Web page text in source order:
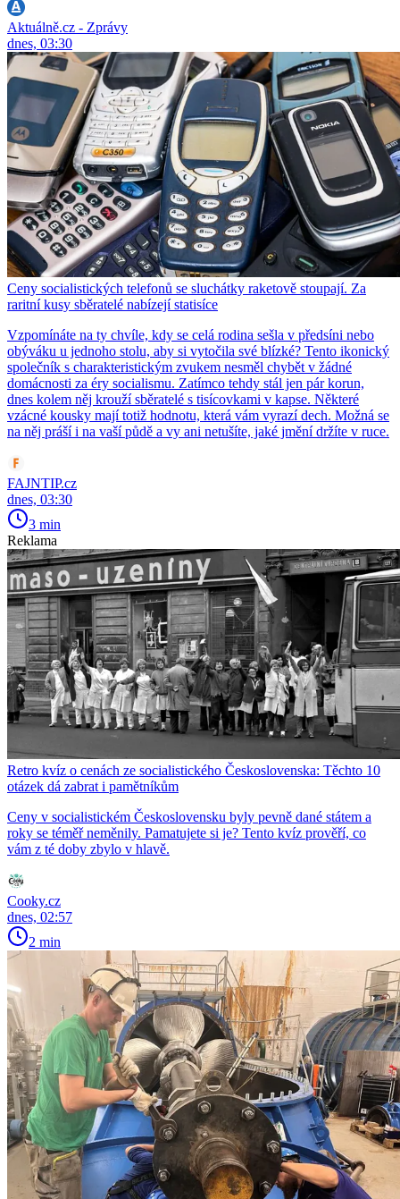
Aktuálně.cz - Zprávy
dnes, 03:30
Ceny socialistických telefonů se sluchátky raketově stoupají. Za
raritní kusy sběratelé nabízejí statisíce
Vzpomínáte na ty chvíle, kdy se celá rodina sešla v předsíni nebo
obýváku u jednoho stolu, aby si vytočila své blízké? Tento ikonický
společník s charakteristickým zvukem nesměl chybět v žádné
domácnosti za éry socialismu. Zatímco tehdy stál jen pár korun,
dnes kolem něj krouží sběratelé s tisícovkami v kapse. Některé
vzácné kousky mají totiž hodnotu, která vám vyrazí dech. Možná se
na něj práší i na vaší půdě a vy ani netušíte, jaké jmění držíte v ruce.
FAJNTIP.cz
dnes, 03:30
3 min
Reklama
Retro kvíz o cenách ze socialistického Československa: Těchto 10
otázek dá zabrat i pamětníkům
Ceny v socialistickém Československu byly pevně dané státem a
roky se téměř neměnily. Pamatujete si je? Tento kvíz prověří, co
vám z té doby zbylo v hlavě.
Cooky.cz
dnes, 02:57
2 min